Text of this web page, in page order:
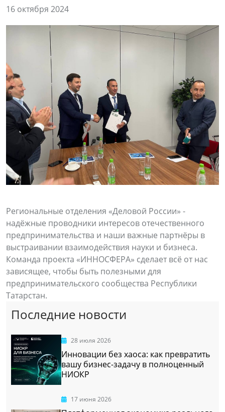
16 октября 2024
Региональные отделения «Деловой России» -
надёжные проводники интересов отечественного
предпринимательства и наши важные партнёры в
выстраивании взаимодействия науки и бизнеса.
Команда проекта «ИННОСФЕРА» сделает всё от нас
зависящее, чтобы быть полезными для
предпринимательского сообщества Республики
Татарстан.
Последние новости
28 июля 2026
Инновации без хаоса: как превратить
вашу бизнес-задачу в полноценный
НИОКР
17 июня 2026